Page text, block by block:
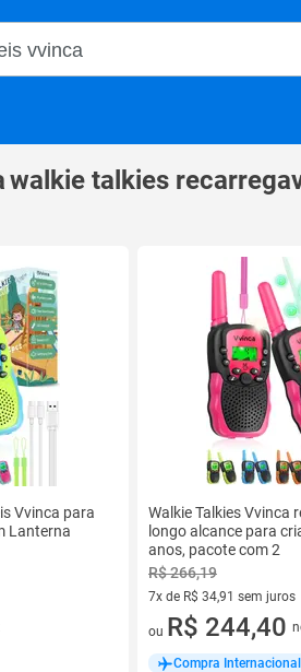
walkie talkies
Vvinca para
Lanterna
Walkie Talkies Vvinca
longo alcance para
anos, pacote com 2
R$ 266,19
7x de R$ 34,91 sem juros
7 vez de R$ 34,91 sem
ou R$ 244,40
Compra Internacional